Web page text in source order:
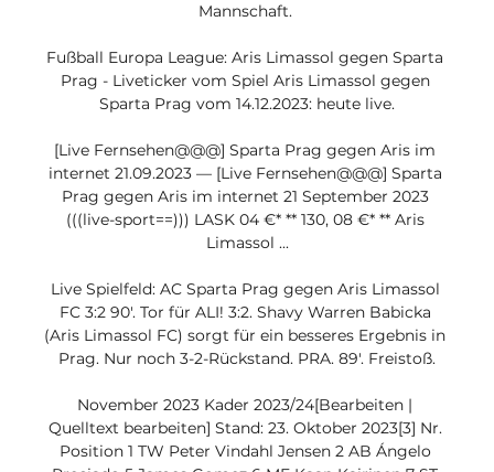
Mannschaft.
Fußball Europa League: Aris Limassol gegen Sparta
Prag - Liveticker vom Spiel Aris Limassol gegen
Sparta Prag vom 14.12.2023: heute live.
[Live Fernsehen@@@] Sparta Prag gegen Aris im
internet 21.09.2023 — [Live Fernsehen@@@] Sparta
Prag gegen Aris im internet 21 September 2023
(((live-sport==))) LASK 04 €* ** 130, 08 €* ** Aris
Limassol ...
Live Spielfeld: AC Sparta Prag gegen Aris Limassol
FC 3:2 90'. Tor für ALI! 3:2. Shavy Warren Babicka
(Aris Limassol FC) sorgt für ein besseres Ergebnis in
Prag. Nur noch 3-2-Rückstand. PRA. 89'. Freistoß.
November 2023 Kader 2023/24[Bearbeiten |
Quelltext bearbeiten] Stand: 23. Oktober 2023[3] Nr.
Position 1 TW Peter Vindahl Jensen 2 AB Ángelo